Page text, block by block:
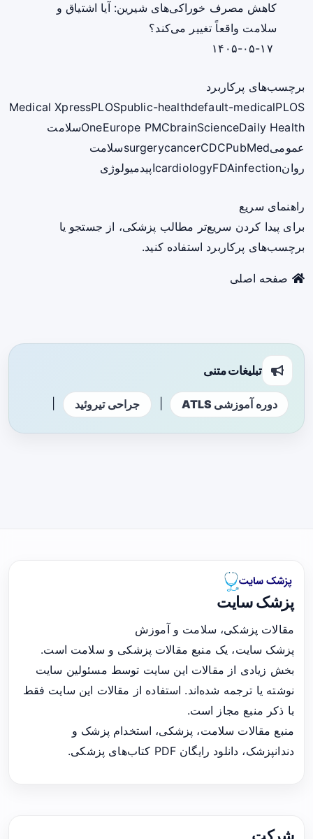
کاهش مصرف خوراکی‌های شیرین: آیا اشتیاق و
سلامت واقعاً تغییر می‌کند؟
برچسب‌های پرکاربرد
Medical XpressPLOSpublic-healthdefault-medicalPLOS
OneEurope PMCbrainScienceDaily Health
سلامت
عمومی
surgerycancerCDCPubMed
سلامت
روان
cardiologyFDAinfection اپیدمیولوژی
راهنمای سریع
برای پیدا کردن سریع‌تر مطالب پزشکی، از جستجو یا
برچسب‌های پرکاربرد استفاده کنید.
صفحه اصلی
تبلیغات متنی
دوره آموزشی ATLS جراحی تیروئید
پزشک سایت
مقالات پزشکی، سلامت و آموزش
پزشک سایت، یک منبع مقالات پزشکی و سلامت است.
بخش زیادی از مقالات این سایت توسط مسئولین سایت
نوشته یا ترجمه شده‌اند. استفاده از مقالات این سایت فقط
با ذکر منبع مجاز است.
منبع مقالات سلامت، پزشکی، استخدام پزشک و
دندانپزشک، دانلود رایگان PDF کتاب‌های پزشکی.